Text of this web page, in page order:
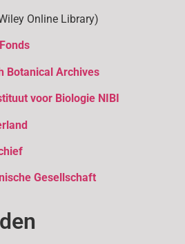
Online Library)
Botanical Archives
voor Biologie NIBI
Gesellschaft